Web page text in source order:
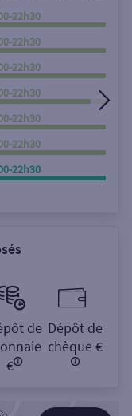
22h30
22h30
22h30
22h30
22h30
22h30
22h30
de
€
Dépôt de
chèque €